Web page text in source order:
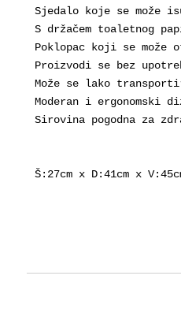
Sjedalo koje se
S držačem toaletnog
Poklopac koji se može
Proizvodi se bez
Može se lako
Moderan i ergonomski
Š:27cm x D:41cm x